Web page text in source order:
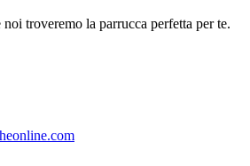
troveremo la parrucca perfetta per te.